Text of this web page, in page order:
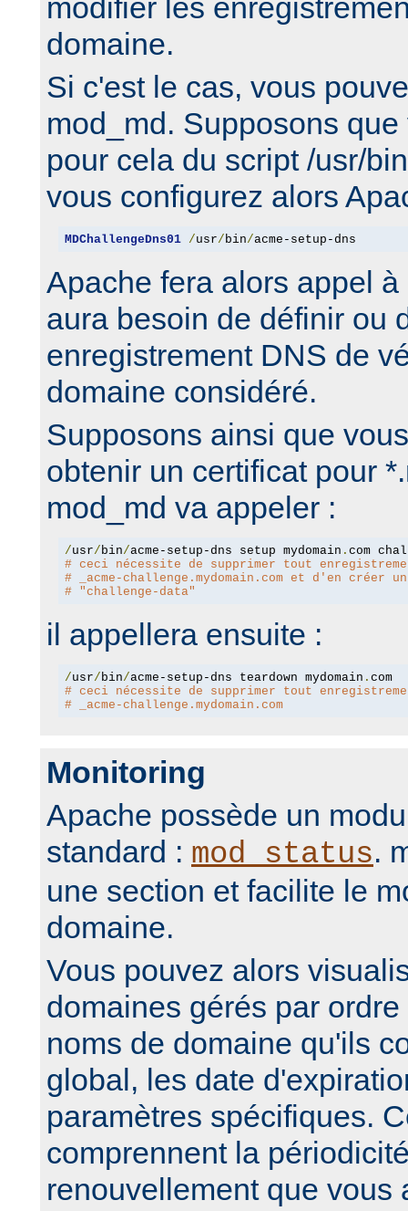
modifier les
domaine.
Si c'est le cas, vous
mod_md. Supposons
pour cela du script /usr/
vous configurez alors
MDChallengeDns01 /usr/ bin/acme-setup-dns
Apache fera alors appel
aura besoin de définir ou
enregistrement DNS de
domaine considéré.
Supposons ainsi que
obtenir un certificat pour
mod_md va appeler :
/usr/ bin/acme-setup-dns setup mydomain .
# ceci nécessite de supprimer tout
# _acme-challenge.mydomain.com et d'en créer
# "challenge-data"
il appellera ensuite :
/usr/ bin/acme-setup-dns teardown mydomain .
com
# ceci nécessite de supprimer tout
# _acme-challenge.mydomain.com
Monitoring
Apache possède un
standard : mod_status.
une section et facilite le
domaine.
Vous pouvez alors
domaines gérés par
noms de domaine qu'ils
global, les date
paramètres spécifiques.
comprennent la
renouvellement que vous